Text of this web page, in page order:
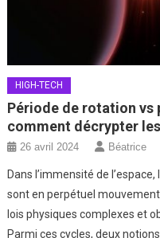
HIGH-TECH
Période de rotation vs
comment décrypter
26 avril 2024 Béatrice
Dans l’immensité de
sont en perpétuel
lois physiques complexes et
Parmi ces cycles, deux